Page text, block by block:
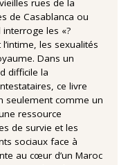
rues de la
de Casablanca ou
interroge les «?
les sexualités
Dans un
difficile la
ce livre
seulement comme un
ressource
de survie et les
sociaux face à
au cœur d’un Maroc